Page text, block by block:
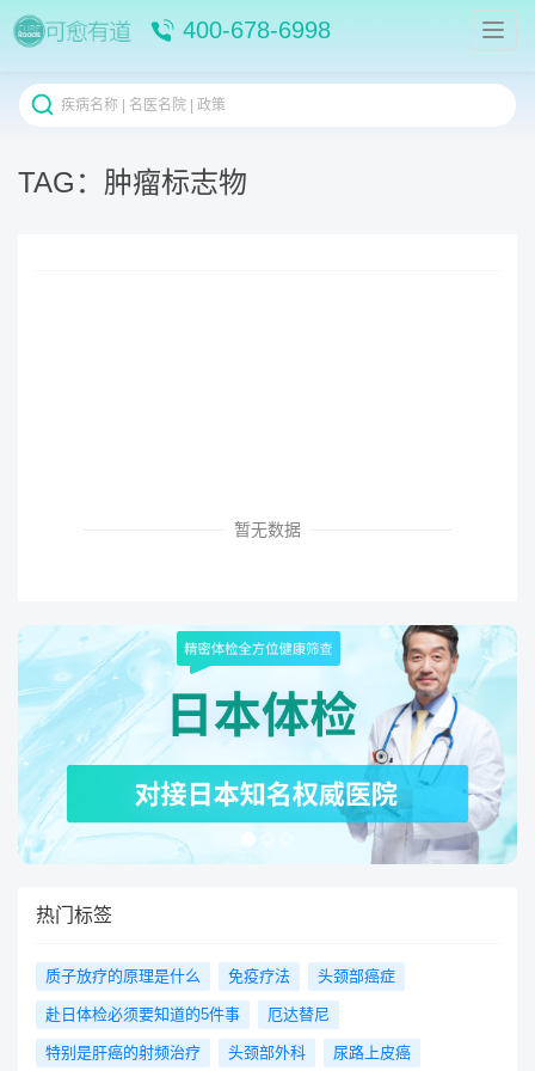
400-678-6998
TAG：肿瘤标志物
暂无数据
热门标签
质子放疗的原理是什么 免疫疗法 头颈部癌症
赴日体检必须要知道的5件事 厄达替尼
特别是肝癌的射频治疗 头颈部外科 尿路上皮癌